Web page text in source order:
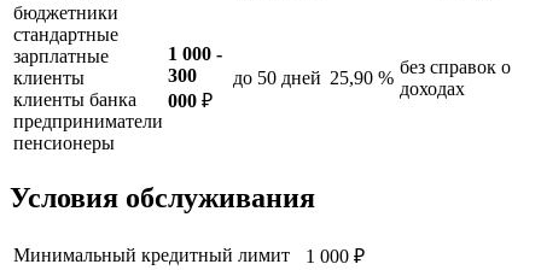
бюджетники
стандартные
зарплатные
клиенты
клиенты банка
предприниматели
пенсионеры
1 000 -
300
000 ₽
до 50 дней 25,90 %
без справок о
доходах
Условия обслуживания
Минимальный кредитный лимит
1 000 ₽